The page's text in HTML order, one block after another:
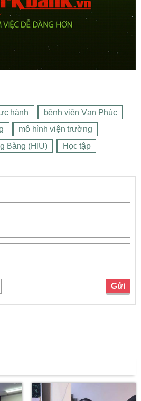
hành
bệnh viện Vạn Phúc
mô hình viện trường
Bàng (HIU)
Học tập